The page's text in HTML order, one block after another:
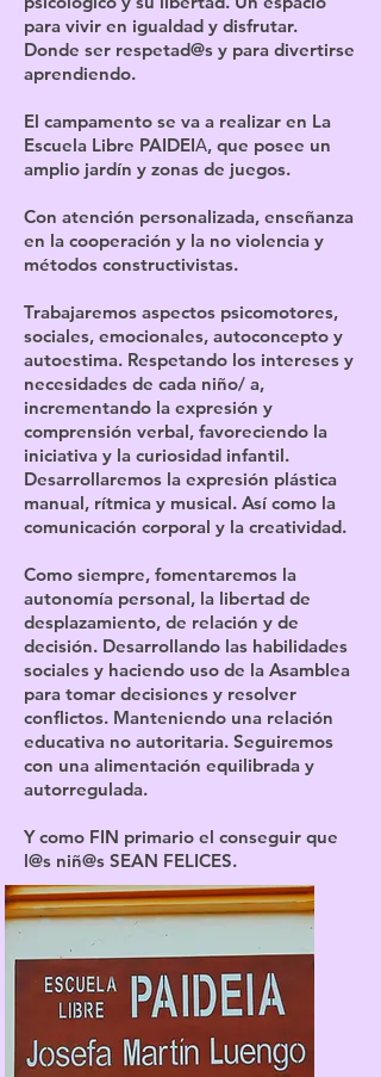
para vivir en igualdad y disfrutar.
Donde ser respetad@s y para divertirse
aprendiendo.
El campamento se va a realizar en La
Escuela Libre PAIDEIΑ, que posee un
amplio jardín y zonas de juegos.
Con atención personalizada, enseñanza
en la cooperación y la no violencia y
métodos constructivistas.
Trabajaremos aspectos psicomotores,
sociales, emocionales, autoconcepto y
autoestima. Respetando los intereses y
necesidades de cada niño/ a,
incrementando la expresión y
comprensión verbal, favoreciendo la
iniciativa y la curiosidad infantil.
Desarrollaremos la expresión plástica
manual, rítmica y musical. Así como la
comunicación corporal y la creatividad.
Como siempre, fomentaremos la
autonomía personal, la libertad de
desplazamiento, de relación y de
decisión. Desarrollando las habilidades
sociales y haciendo uso de la Asamblea
para tomar decisiones y resolver
conflictos. Manteniendo una relación
educativa no autoritaria. Seguiremos
con una alimentación equilibrada y
autorregulada.
Y como FIN primario el conseguir que
l@s niñ@s SEAN FELICES.